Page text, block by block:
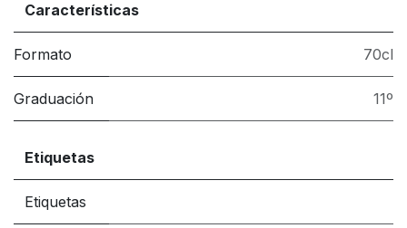
Características
Formato 70cl
Graduación 11º
Etiquetas
Etiquetas